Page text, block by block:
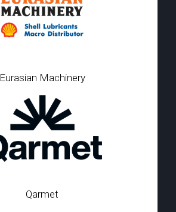
Eurasian Machinery
Qarmet